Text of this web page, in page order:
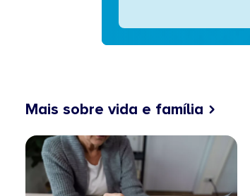
Mais sobre vida e família